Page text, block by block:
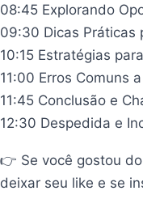
08:45 Explorando
09:30 Dicas Práticas
10:15 Estratégias
11:00 Erros Comuns
11:45 Conclusão e
12:30 Despedida e
👉 Se você gostou
deixar seu like e se